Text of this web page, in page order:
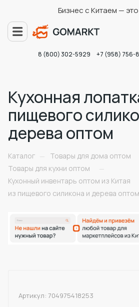
Бизнес с Китаем —
8 (800) 302-5929 +7 (958) 756-
Кухонная
пищевого
дерева оптом
Каталог — Товары для дома оптом
Товары для кухни оптом
—
Кухонный инвентарь оптом из Китая
из пищевого силикона и дерева оптом
Артикул: 704975418253